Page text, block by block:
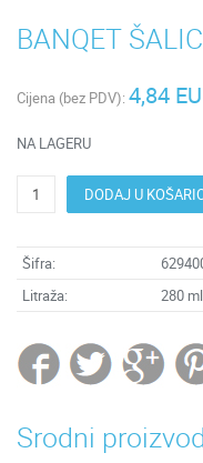
BANQET
Cijena (bez PDV): 4,84
NA LAGERU
DODAJ U
Šifra:
Litraža:
280 ml
Srodni